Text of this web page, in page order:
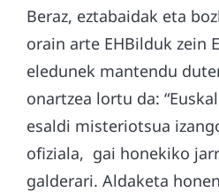
Beraz, eztabaidak eta
orain arte EHBilduk zein
eledunek mantendu
onartzea lortu da:
esaldi misteriotsua
ofiziala, gai honekiko
galderari. Aldaketa